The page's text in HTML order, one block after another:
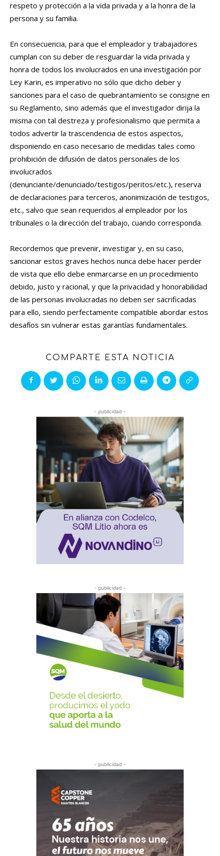
respeto y protección a la vida privada y a la honra de la
persona y su familia.
En consecuencia, para que el empleador y trabajadores
cumplan con su deber de resguardar la vida privada y
honra de todos los involucrados en una investigación por
Ley Karin, es imperativo no sólo que dicho deber y
sanciones para el caso de quebrantamiento se consigne en
su Reglamento, sino además que el investigador dirija la
misma con tal destreza y profesionalismo que permita a
todos advertir la trascendencia de estos aspectos,
disponiendo en caso necesario de medidas tales como
prohibición de difusión de datos personales de los
involucrados
(denunciante/denunciado/testigos/peritos/etc.), reserva
de declaraciones para terceros, anonimización de testigos,
etc., salvo que sean requeridos al empleador por los
tribunales o la dirección del trabajo, cuando corresponda.
Recordemos que prevenir, investigar y, en su caso,
sancionar estos graves hechos nunca debe hacer perder
de vista que ello debe enmarcarse en un procedimiento
debido, justo y racional, y que la privacidad y honorabilidad
de las personas involucradas no deben ser sacrificadas
para ello, siendo perfectamente compatible abordar estos
desafíos sin vulnerar estas garantías fundamentales.
COMPARTE ESTA NOTICIA
- publicidad -
- publicidad -
- publicidad -